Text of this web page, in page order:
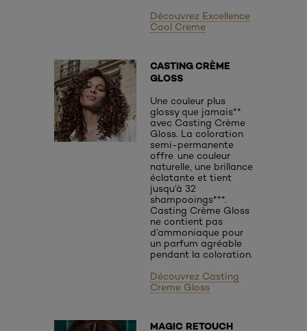
Découvrez Excellence
Cool Creme
CASTING CRÈME
GLOSS
Une couleur plus
glossy que jamais**
avec Casting Crème
Gloss. La coloration
semi-permanente
offre une couleur
naturelle, une brillance
éclatante et tient
jusqu’à 32
shampooings***.
Casting Crème Gloss
ne contient pas
d’ammoniaque pour
un parfum agréable
pendant la coloration.
Découvrez Casting
Creme Gloss
MAGIC RETOUCH